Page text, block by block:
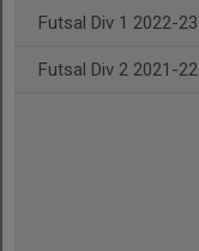
Futsal Div 1 2022-23
Futsal Div 2 2021-22